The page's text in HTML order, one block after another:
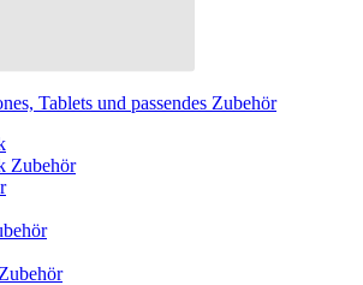
Tablets und passendes Zubehör
Zubehör